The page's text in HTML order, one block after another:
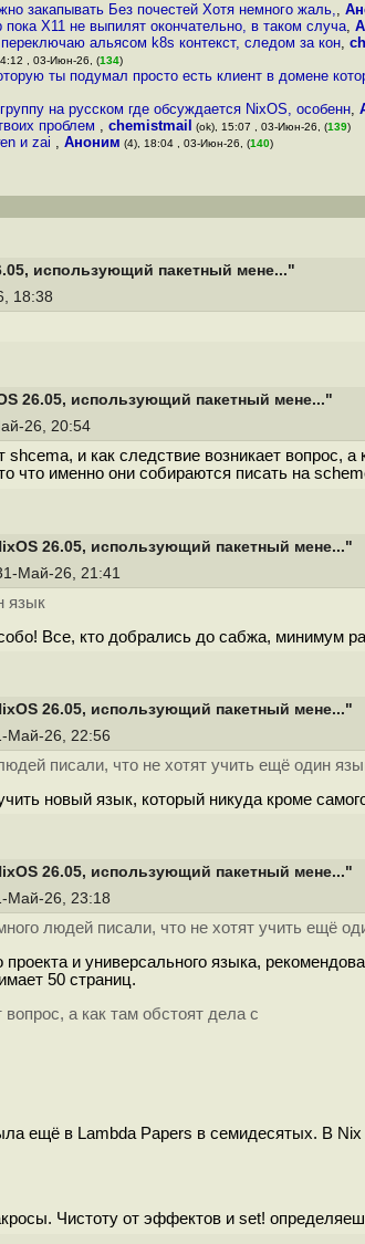
закапывать Без почестей Хотя немного жаль,,
X11 не выпилят окончательно, в таком случа,
альясом k8s контекст, следом за кон,
, 03-Июн-26, (134)
ты подумал просто есть клиент в домене
на русском где обсуждается NixOS, особенн,
проблем , chemistmail (ok), 15:07 , 03-Июн-26, (139)
и zai , Аноним (4), 18:04 , 03-Июн-26, (140)
использующий пакетный мене..."
18:38
26.05, использующий пакетный мене..."
26, 20:54
и как следствие возникает вопрос,
что именно они собираются писать на
26.05, использующий пакетный мене..."
Май-26, 21:41
язык
Все, кто добрались до сабжа, минимум
26.05, использующий пакетный мене..."
Май-26, 22:56
писали, что не хотят учить ещё один
новый язык, который никуда кроме
26.05, использующий пакетный мене..."
Май-26, 23:18
людей писали, что не хотят учить ещё
проекта и универсального языка,
50 страниц.
вопрос, а как там обстоят дела с
ещё в Lambda Papers в семидесятых. В Nix
Чистоту от эффектов и set!